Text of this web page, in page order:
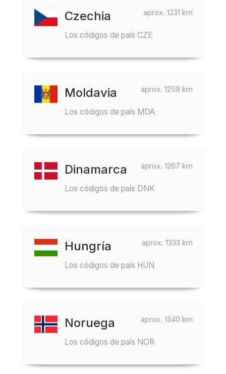
aprox. 1231 km
Czechia
Los códigos de país CZE
aprox. 1259 km
Moldavia
Los códigos de país MDA
aprox. 1267 km
Dinamarca
Los códigos de país DNK
aprox. 1333 km
Hungría
Los códigos de país HUN
aprox. 1340 km
Noruega
Los códigos de país NOR